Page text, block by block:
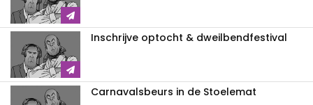
Inschrijve optocht & dweilbendfestival
Carnavalsbeurs in de Stoelemat